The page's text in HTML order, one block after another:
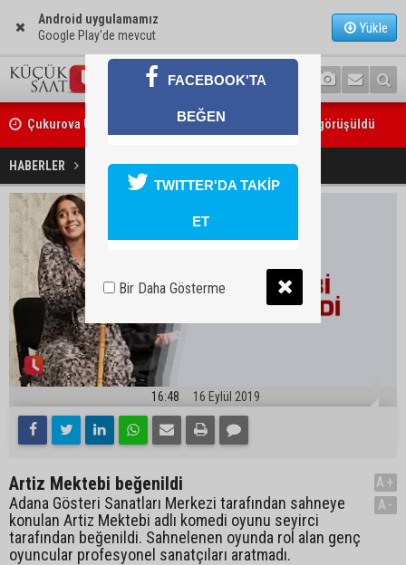
Android uygulamamız
Google Play'de mevcut
Yükle
Çukurova Üniversitesi’nde Ar-Ge ve sanayi iş birliği görüşüldü
Seyhan’da gıda işletmelerine sıkı denetim
HABERLER KÜLTÜR SANAT Artiz Mektebi beğenildi
16:48 16 Eylül 2019
Artiz Mektebi beğenildi
Adana Gösteri Sanatları Merkezi tarafından sahneye
konulan Artiz Mektebi adlı komedi oyunu seyirci
tarafından beğenildi. Sahnelenen oyunda rol alan genç
oyuncular profesyonel sanatçıları aratmadı.
A+
A-
FACEBOOK'TA
BEĞEN
TWITTER'DA TAKİP
ET
Bir Daha Gösterme